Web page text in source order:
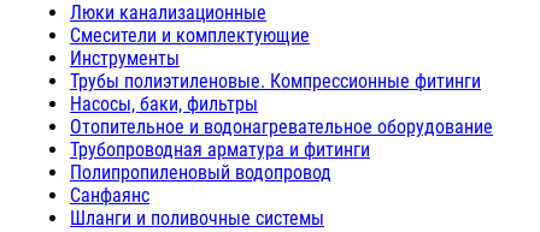
Люки канализационные
Cмесители и комплектующие
Инструменты
Трубы полиэтиленовые. Компрессионные фитинги
Насосы, баки, фильтры
Отопительное и водонагревательное оборудование
Трубопроводная арматура и фитинги
Полипропиленовый водопровод
Санфаянс
Шланги и поливочные системы